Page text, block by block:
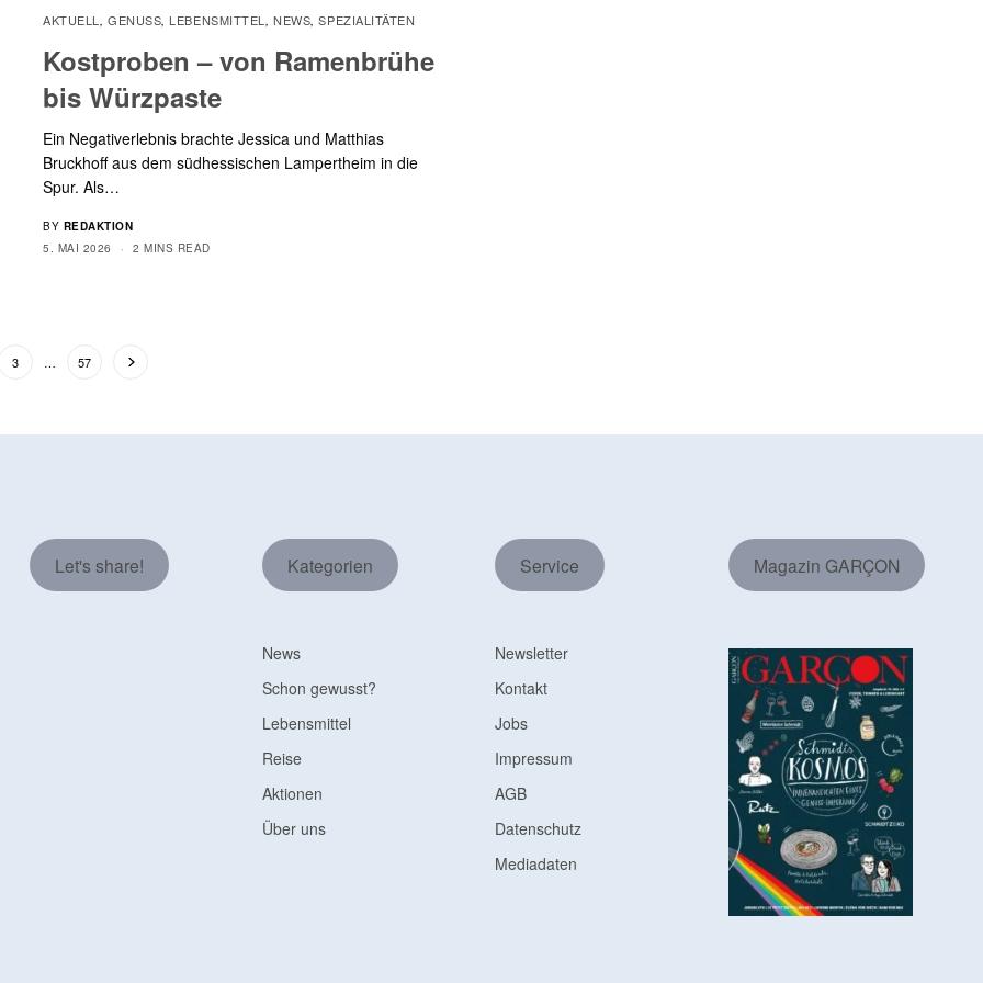
AKTUELL, GENUSS, LEBENSMITTEL,NEWS,SPEZIALITÄTEN
Kostproben – von Ramenbrühe
bis Würzpaste
Ein Negativerlebnis brachte Jessica und Matthias
Bruckhoff aus dem südhessischen Lampertheim in die
Spur. Als…
BY REDAKTION
5. MAI 2026
2 MINS READ
3 … 57
Let's share! Kategorien
News
Schon gewusst?
Lebensmittel
Reise
Aktionen
Über uns
Service
Newsletter
Kontakt
Jobs
Impressum
AGB
Datenschutz
Mediadaten
Magazin GARÇON